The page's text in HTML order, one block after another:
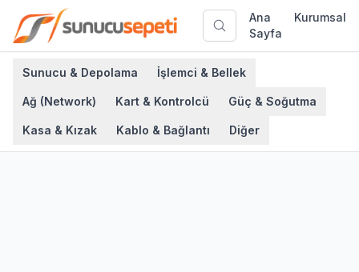
Ana
Sayfa
Kurumsal
Sunucu & Depolama İşlemci & Bellek
Ağ (Network) Kart & Kontrolcü Güç & Soğutma
Kasa & Kızak Kablo & Bağlantı Diğer